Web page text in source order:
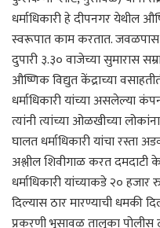
धर्माधिकारी हे दीपनगर येथील
स्वरूपात काम करतात. जवळपास
दुपारी ३.३० वाजेच्या सुमारास
औष्णिक विद्युत केंद्राच्या
धर्माधिकारी यांच्या असलेल्या
त्यांनी त्यांच्या ओळखीच्या
घालत धर्माधिकारी यांचा रस्ता
अश्लील शिवीगाळ करत दमदाटी
धर्माधिकारी यांच्याकडे २०
दिल्यास ठार मारण्याची धमकी
प्रकरणी भुसावळ तालुका पोलीस